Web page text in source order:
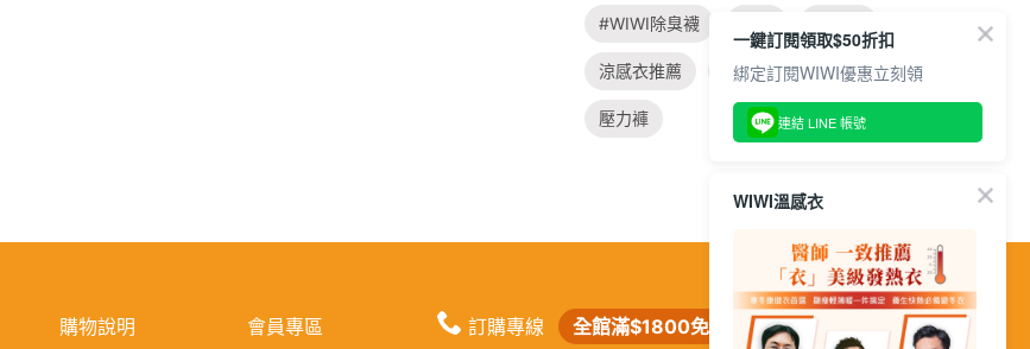
#WIWI除臭襪
涼感衣推薦 #大學t穿搭
壓力褲
繁 │简
購物說明
會員專區
訂購專線 全館滿$1800免運
一鍵訂閱領取$50折扣
綁定訂閱WIWI優惠立刻領
連結 LINE 帳號
WIWI溫感衣